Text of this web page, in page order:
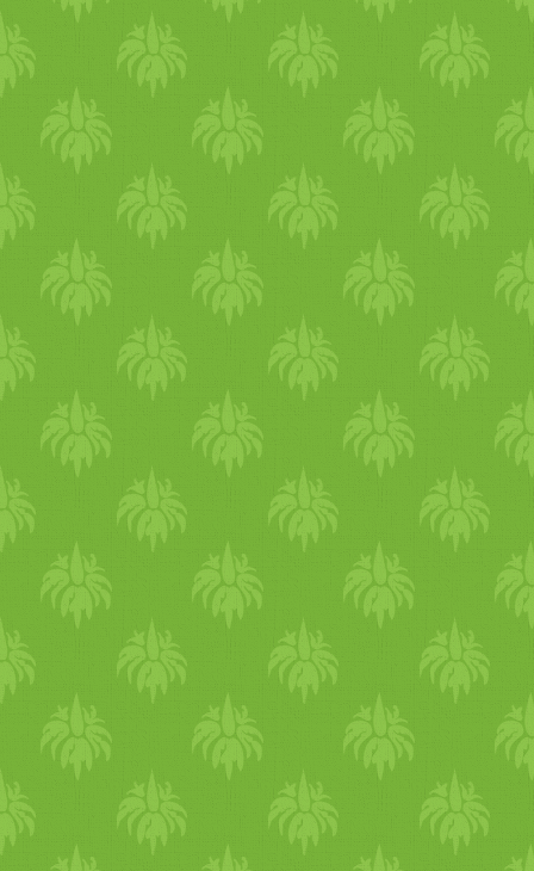
kelj és feküdj le, reggelizz,
ebédelj, vacsorázz. Ez már
alapokat biztosít ahhoz,
stabilabb, összeszedettebb
legyél. Reggel aludj
nyugodtan kicsit tovább,
nyáron, de azért 7 óráig kellj
fel mindenképpen. Este
próbálj lefeküdni 22:00-ig.
szervezeted számára az
legfontosabb, hogy vissza
tudjon töltődni,
regenerálódjon és ezek a